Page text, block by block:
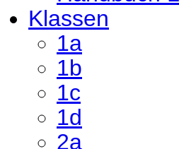
Klassen
1a
1b
1c
1d
2a